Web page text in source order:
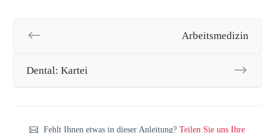
Arbeitsmedizin
Dental: Kartei
Fehlt Ihnen etwas in dieser Anleitung?Teilen Sie uns Ihre